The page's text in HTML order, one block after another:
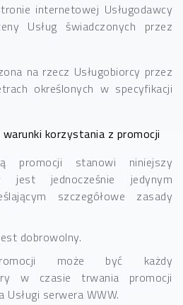
internetowej Usługodawcy
Usług świadczonych przez
na rzecz Usługobiorcy przez
określonych w specyfikacji
korzystania z promocji
promocji stanowi niniejszy
jest jednocześnie jedynym
szczegółowe zasady
dobrowolny.
może być każdy
w czasie trwania promocji
serwera WWW.